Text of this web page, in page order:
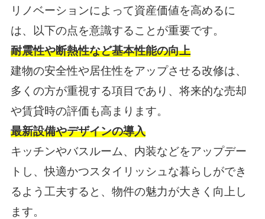
リノベーションによって資産価値を高めるに
は、以下の点を意識することが重要です。
耐震性や断熱性など基本性能の向上
建物の安全性や居住性をアップさせる改修は、
多くの方が重視する項目であり、将来的な売却
や賃貸時の評価も高まります。
最新設備やデザインの導入
キッチンやバスルーム、内装などをアップデー
トし、快適かつスタイリッシュな暮らしができ
るよう工夫すると、物件の魅力が大きく向上し
ます。